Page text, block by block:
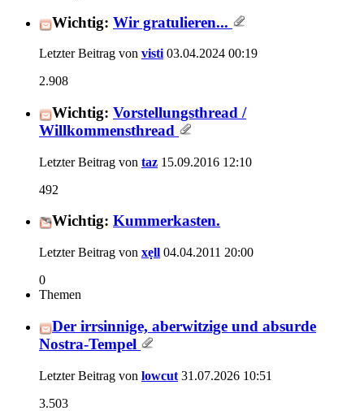
Wichtig: Wir gratulieren...
Letzter Beitrag von visti 03.04.2024 00:19
2.908
Wichtig: Vorstellungsthread /
Willkommensthread
Letzter Beitrag von taz 15.09.2016 12:10
492
Wichtig: Kummerkasten.
Letzter Beitrag von xẹll 04.04.2011 20:00
0
Themen
Der irrsinnige, aberwitzige und absurde
Nostra-Tempel
Letzter Beitrag von lowcut 31.07.2026 10:51
3.503